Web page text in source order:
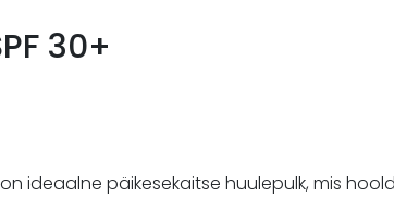
30+
ideaalne päikesekaitse huulepulk, mis